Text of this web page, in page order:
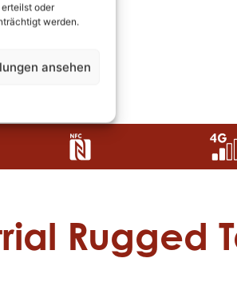
oder
werden.
ansehen
Rugged